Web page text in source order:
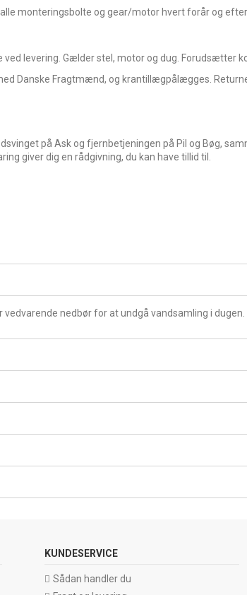
monteringsbolte og gear/motor hvert forår og
levering. Gælder stel, motor og dug. Forudsætter
Danske Fragtmænd, og krantillægpålægges.
på Ask og fjernbetjeningen på Pil og Bøg,
giver dig en rådgivning, du kan have tillid til.
nedbør for at undgå vandsamling i dugen.
KUNDESERVICE
Sådan handler du